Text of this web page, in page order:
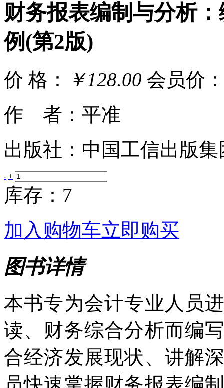
财务报表编制与分析
例(第2版)
价 格： ￥128.00 会员价
作 者：平准
出版社：中国工信出版
- +
库存：7
加入购物车立即购买
图书详情
本书专为会计专业人员
读、财务综合分析而编
合经济发展现状、讲解